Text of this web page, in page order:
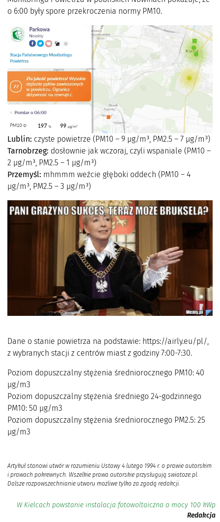
o 6:00 były spore przekroczenia normy PM10.
Lublin: czyste powietrze (PM10 – 9 µg/m³, PM2.5 – 7 µg/m³)
Tarnobrzeg: dosłownie jak wczoraj, czyli wspaniale (PM10 –
2 µg/m³, PM2.5 – 1 µg/m³)
Przemyśl: mhmmm weźcie głęboki oddech (PM10 – 4
µg/m³, PM2.5 – 3 µg/m³)
Dane o stanie powietrza na podstawie: https://airly.eu/pl/,
z wybranych stacji z centrów miast z godziny 7:00-7:30.
Poziom dopuszczalny stężenia średniorocznego PM10: 40
μg/m3
Poziom dopuszczalny stężenia średniego 24-godzinnego
PM10: 50 μg/m3
Poziom dopuszczalny stężenia średniorocznego PM2.5: 25
μg/m3
Artykuł stanowi utwór w rozumieniu Ustawy 4 lutego 1994 r. o prawie autorskim
i prawach pokrewnych. Wszelkie prawa autorskie przysługują swiatoze.pl.
Dalsze rozpowszechnianie utworu możliwe tylko za zgodą redakcji.
W Kielcach powstanie instalacja fotowoltaiczna o mocy 100 kWp
Redakcja